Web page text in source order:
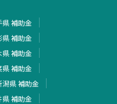
県 補助金
県 補助金
県 補助金
県 補助金
潟県 補助金
県 補助金